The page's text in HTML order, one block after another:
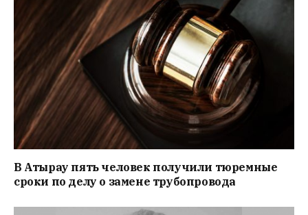
В Атырау пять человек получили тюремные
сроки по делу о замене трубопровода